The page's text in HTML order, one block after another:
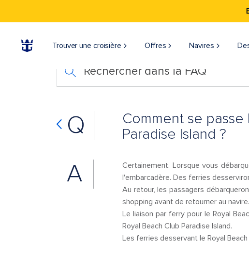
Trouver une croisière Offres Navires
Rechercher dans la FAQ
Q
Comment se
Paradise Island ?
A
Certainement. Lorsque vous
l'embarcadère. Des ferries
Au retour, les passagers
shopping avant de retourner au navire.
Le liaison par ferry pour le Royal
Royal Beach Club Paradise Island.
Les ferries desservant le Royal